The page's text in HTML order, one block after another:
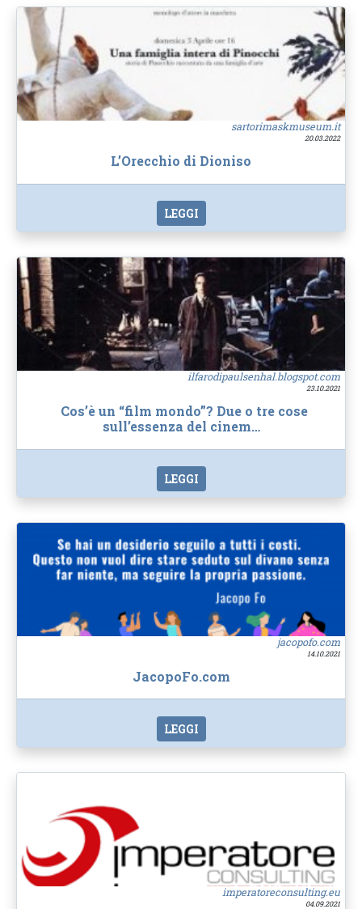
sartorimaskmuseum.it
20.03.2022
L’Orecchio di Dioniso
LEGGI
ilfarodipaulsenhal.blogspot.com
23.10.2021
Cos’è un “film mondo”? Due o tre cose
sull’essenza del cinem…
LEGGI
jacopofo.com
14.10.2021
JacopoFo.com
LEGGI
imperatoreconsulting.eu
04.09.2021